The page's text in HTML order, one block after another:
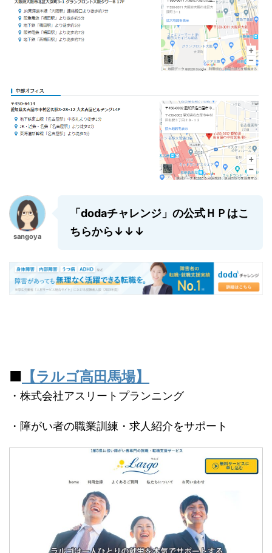
sangoya
「dodaチャレンジ」の公式ＨＰはこ
ちらから↓↓↓
■ 【ラルゴ高田馬場】
・株式会社アスリートプランニング
・障がい者の職業訓練・求人紹介をサポート